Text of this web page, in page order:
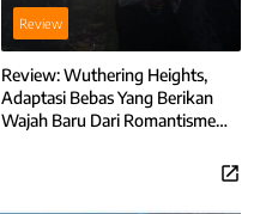
Review
Review: Wuthering Heights,
Adaptasi Bebas Yang Berikan
Wajah Baru Dari Romantisme